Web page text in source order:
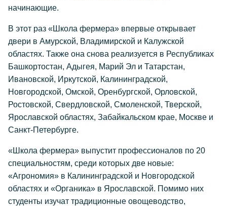
начинающие.
В этот раз «Школа фермера» впервые открывает
двери в Амурской, Владимирской и Калужской
областях. Также она снова реализуется в Республиках
Башкортостан, Адыгея, Марий Эл и Татарстан,
Ивановской, Иркутской, Калининградской,
Новгородской, Омской, Оренбургской, Орловской,
Ростовской, Свердловской, Смоленской, Тверской,
Ярославской областях, Забайкальском крае, Москве и
Санкт-Петербурге.
«Школа фермера» выпустит профессионалов по 20
специальностям, среди которых две новые:
«Агрономия» в Калининградской и Новгородской
областях и «Органика» в Ярославской. Помимо них
студенты изучат традиционные овощеводство,